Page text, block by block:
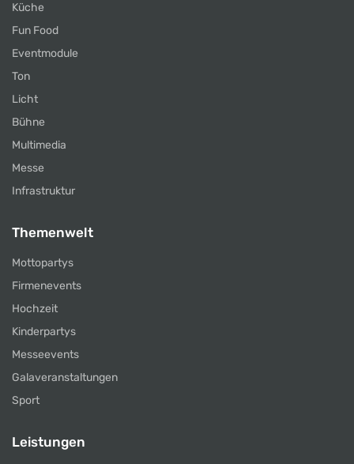
Küche
Fun Food
Eventmodule
Ton
Licht
Bühne
Multimedia
Messe
Infrastruktur
Themenwelt
Mottopartys
Firmenevents
Hochzeit
Kinderpartys
Messeevents
Galaveranstaltungen
Sport
Leistungen